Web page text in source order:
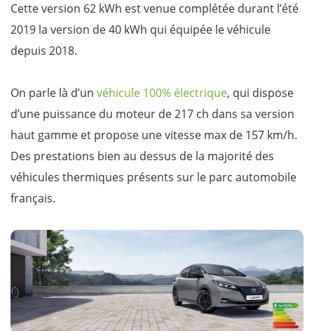
Cette version 62 kWh est venue complétée durant l’été
2019 la version de 40 kWh qui équipée le véhicule
depuis 2018.
On parle là d’un véhicule 100% électrique, qui dispose
d’une puissance du moteur de 217 ch dans sa version
haut gamme et propose une vitesse max de 157 km/h.
Des prestations bien au dessus de la majorité des
véhicules thermiques présents sur le parc automobile
français.